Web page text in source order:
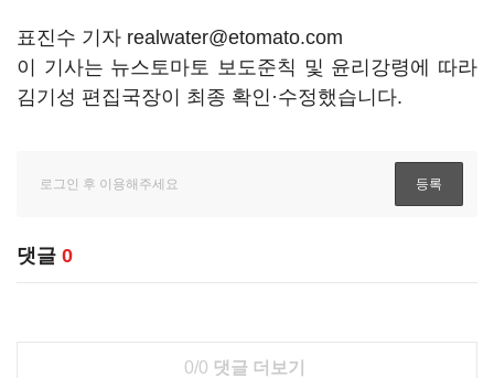
표진수 기자 realwater@etomato.com
이 기사는 뉴스토마토 보도준칙 및 윤리강령에 따라
김기성 편집국장이 최종 확인·수정했습니다.
댓글 0
0/0 댓글 더보기